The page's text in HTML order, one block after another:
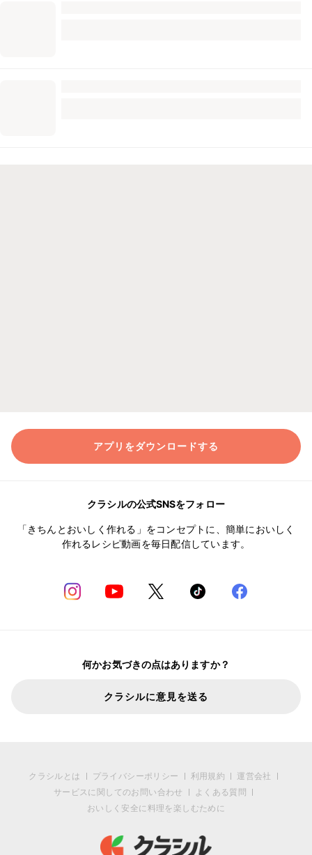
アプリをダウンロードする
クラシルの公式SNSをフォロー
「きちんとおいしく作れる」をコンセプトに、簡単においしく
作れるレシピ動画を毎日配信しています。
何かお気づきの点はありますか？
クラシルに意見を送る
クラシルとは プライバシーポリシー 利用規約
運営会社
サービスに関してのお問い合わせ
よくある質問
おいしく安全に料理を楽しむために